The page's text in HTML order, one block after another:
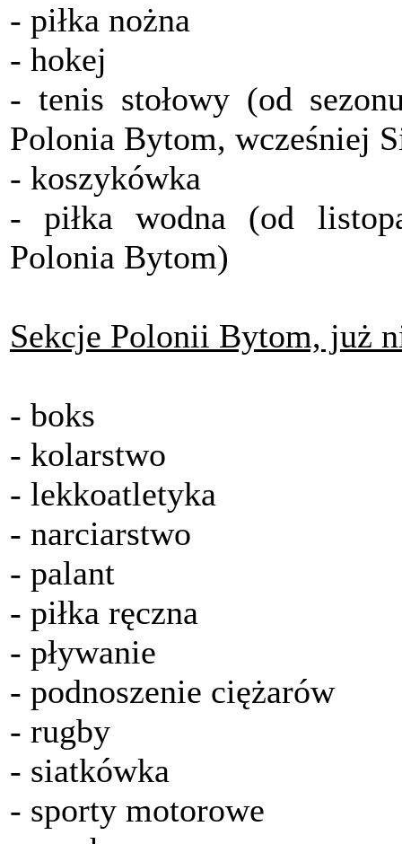
- piłka nożna
- hokej
- tenis stołowy (od
Polonia Bytom, wcześniej
- koszykówka
- piłka wodna (od
Polonia Bytom)
Sekcje Polonii Bytom, już
- boks
- kolarstwo
- lekkoatletyka
- narciarstwo
- palant
- piłka ręczna
- pływanie
- podnoszenie ciężarów
- rugby
- siatkówka
- sporty motorowe